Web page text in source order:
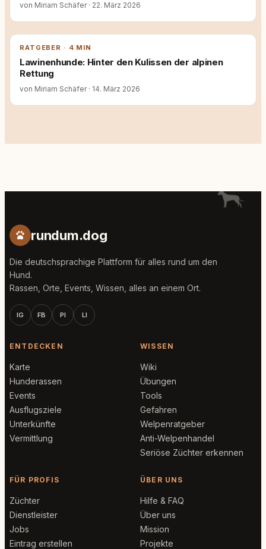
von Miriam Schäfer · 22. März 2026
RATGEBER · 4 MIN
Lawinenhunde: Hinter den Kulissen der alpinen
Rettung
von Miriam Schäfer · 14. März 2026
rundum.dog
Die deutschsprachige Plattform für alles rund um den
Hund.
Rassen, Orte, Events, Wissen, alles an einem Ort.
IG FB PI LI
ENTDECKEN
Karte
Hunderassen
Events
Ausflugsziele
Unterkünfte
Vermittlung
WISSEN
Wiki
Übungen
Tools
Gefahren
Welpenratgeber
Anti-Welpenhandel
Seriöse Züchter erkennen
FÜR PROFIS
Züchter
Dienstleister
Jobs
Eintrag erstellen
ÜBER UNS
Hilfe & FAQ
Über uns
Mission
Projekte